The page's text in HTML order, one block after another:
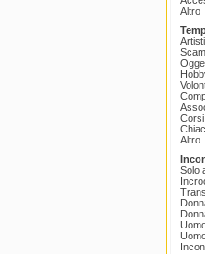
Altro
Altro
Solo
Trans